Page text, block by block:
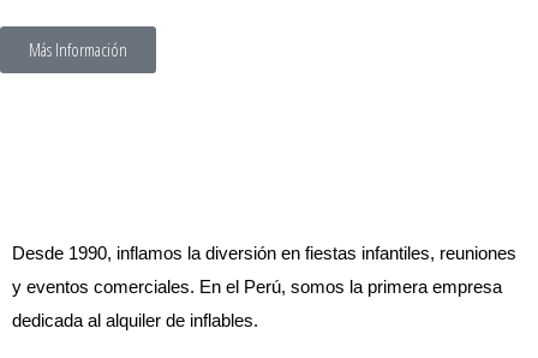
Más Información
Desde 1990, inflamos la diversión en fiestas infantiles, reuniones
y eventos comerciales. En el Perú, somos la primera empresa
dedicada al alquiler de inflables.